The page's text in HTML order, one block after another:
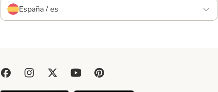
España / es